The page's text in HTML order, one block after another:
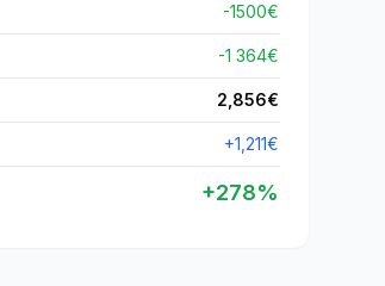
-1500€
-1 364€
2,856€
+1,211€
+278%